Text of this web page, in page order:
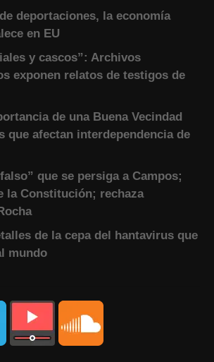
deportaciones, la economía
en EU
y cascos”: Archivos
exponen relatos de testigos de
de una Buena Vecindad
que afectan interdependencia de
que se persiga a Campos;
la Constitución; rechaza
de la cepa del hantavirus que
mundo